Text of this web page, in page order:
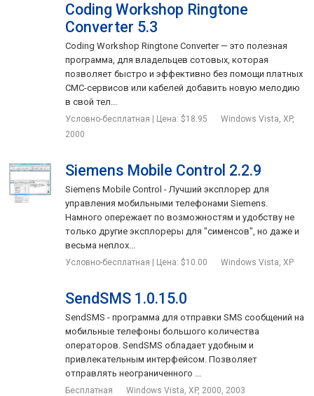
Coding Workshop Ringtone
Converter 5.3
Coding Workshop Ringtone Converter — это полезная
программа, для владельцев сотовых, которая
позволяет быстро и эффективно без помощи платных
СМС-сервисов или кабелей добавить новую мелодию
в свой тел...
Условно-бесплатная | Цена: $18.95
Windows Vista, XP,
2000
Siemens Mobile Control 2.2.9
Siemens Mobile Control - Лучший эксплорер для
управления мобильными телефонами Siemens.
Намного опережает по возможностям и удобству не
только другие эксплореры для "сименсов", но даже и
весьма неплох...
Условно-бесплатная | Цена: $10.00 Windows Vista, XP
SendSMS 1.0.15.0
SendSMS - программа для отправки SMS сообщений на
мобильные телефоны большого количества
операторов. SendSMS обладает удобным и
привлекательным интерфейсом. Позволяет
отправлять неограниченного ...
Бесплатная Windows Vista, XP, 2000, 2003